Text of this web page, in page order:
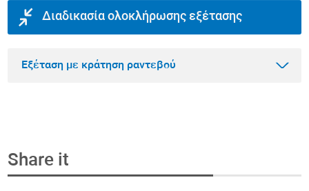
Διαδικασία ολοκλήρωσης εξέτασης
Εξέταση με κράτηση ραντεβού
Βήμα 1
Share it